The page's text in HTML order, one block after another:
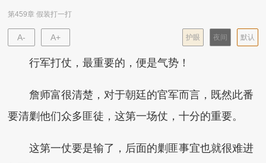
第459章 假装打一打
A- A+ 默认
夜间
护眼
行军打仗，最重要的，便是气势！
詹师富很清楚，对于朝廷的官军而言，既然此番
要清剿他们众多匪徒，这第一场仗，十分的重要。
这第一仗要是输了，后面的剿匪事宜也就很难进